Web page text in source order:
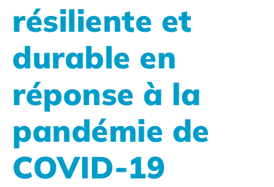
résiliente et
durable en
réponse à la
pandémie de
COVID-19